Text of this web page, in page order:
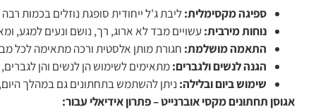
ספיגה מקסימלית:ליבת ג'ל ייחודית סופגת נוזלים בכמות
נוחות מירבית: עשויים מבד לא ארוג, רך, נושם ונעים למגע,
התאמה מושלמת: חגורת מותן אלסטית ורכה מתאימה לכל
הגנה לנשים ולגברים:מתאימים לשימוש הן לנשים והן
שימוש ביום ובלילה: ניתן להשתמש בתחתונים גם במהלך
אגוסן תחתונים מקסי אוברנייט – פתרון אידיאלי עבור: